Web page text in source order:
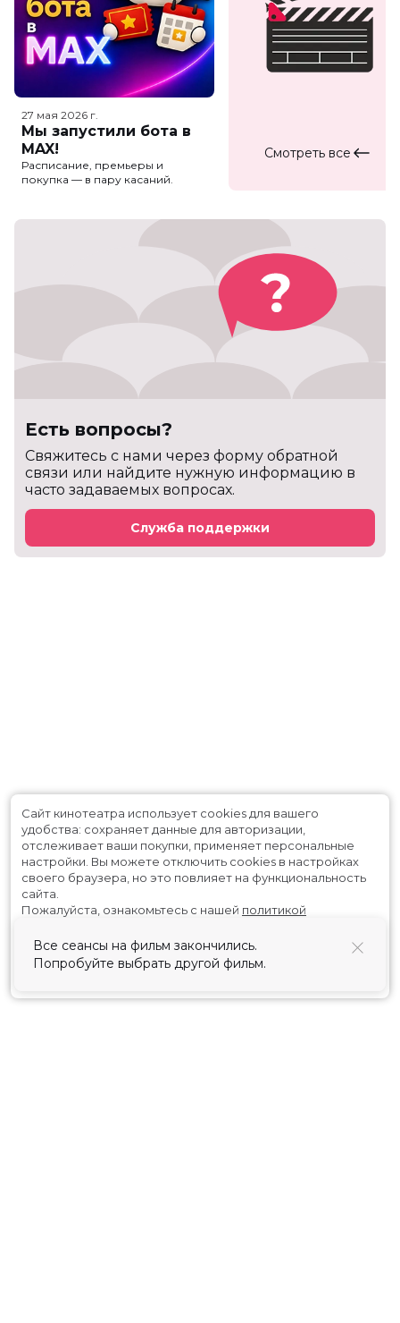
27 мая 2026 г.
Мы запустили бота в
MAX!
Расписание, премьеры и
покупка — в пару касаний.
Смотреть все
Есть вопросы?
Cвяжитесь с нами через форму обратной
связи или найдите нужную информацию в
часто задаваемых вопросах.
Служба поддержки
Все сеансы на фильм закончились.
Попробуйте выбрать другой фильм.
Сайт кинотеатра использует cookies для вашего
удобства: сохраняет данные для авторизации,
отслеживает ваши покупки, применяет персональные
настройки. Вы можете отключить cookies в настройках
своего браузера, но это повлияет на функциональность
сайта.
Пожалуйста, ознакомьтесь с нашей политикой
Принять